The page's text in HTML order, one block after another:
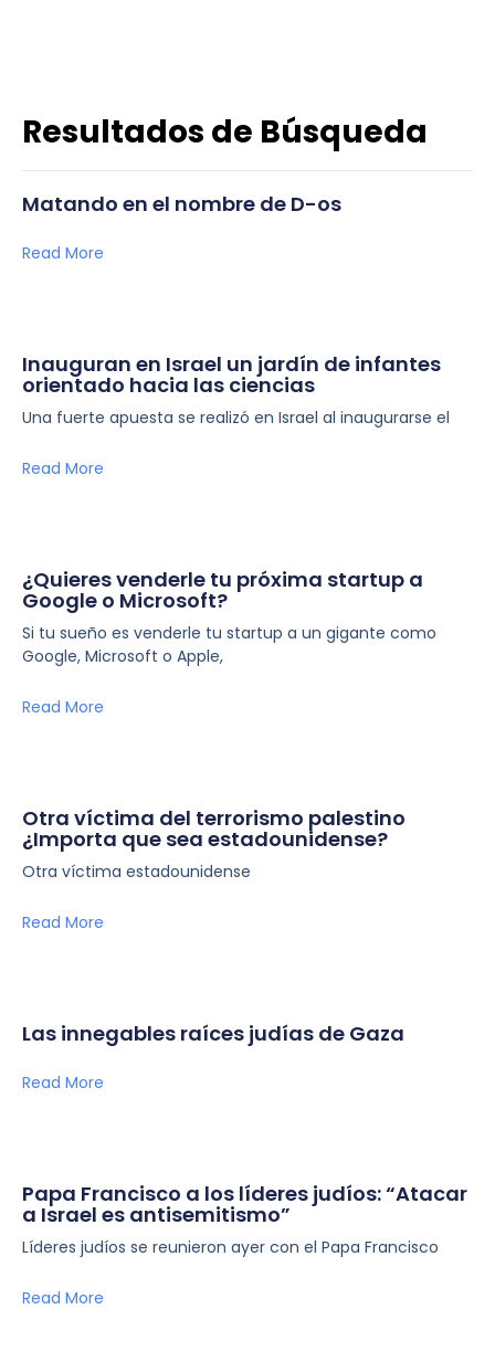
Resultados de Búsqueda
Matando en el nombre de D-os
Read More
Inauguran en Israel un jardín de infantes
orientado hacia las ciencias
Una fuerte apuesta se realizó en Israel al inaugurarse el
Read More
¿Quieres venderle tu próxima startup a
Google o Microsoft?
Si tu sueño es venderle tu startup a un gigante como
Google, Microsoft o Apple,
Read More
Otra víctima del terrorismo palestino
¿Importa que sea estadounidense?
Otra víctima estadounidense
Read More
Las innegables raíces judías de Gaza
Read More
Papa Francisco a los líderes judíos: “Atacar
a Israel es antisemitismo”
Líderes judíos se reunieron ayer con el Papa Francisco
Read More